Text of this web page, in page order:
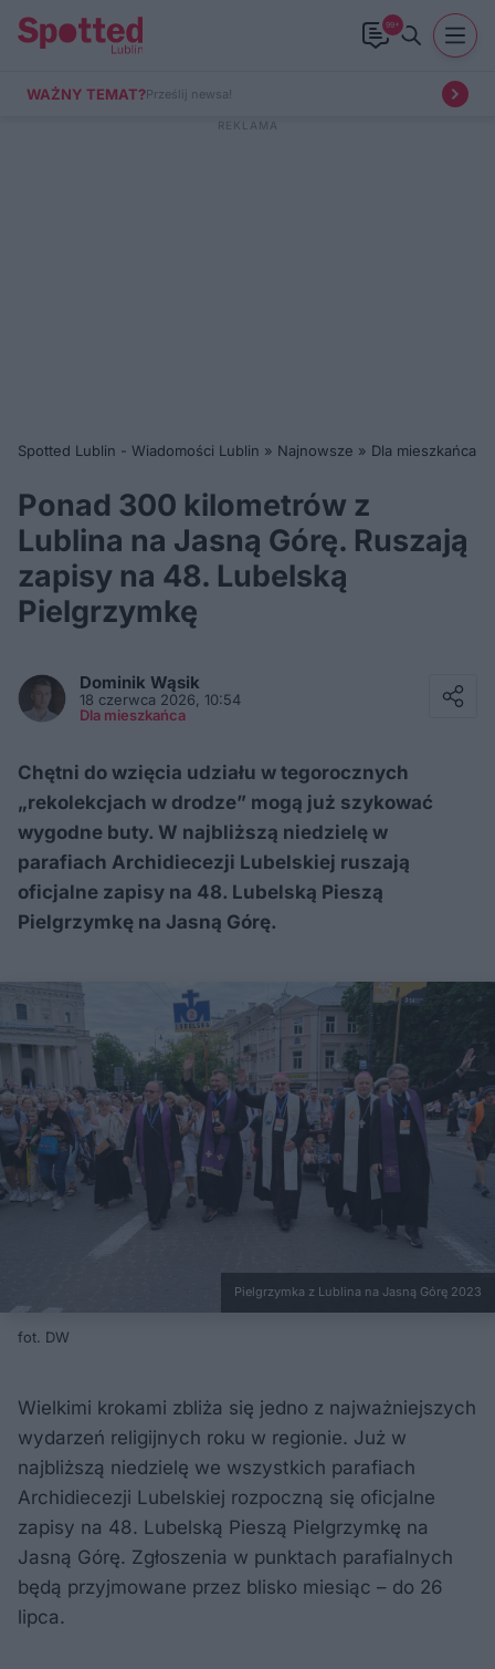
99+
WAŻNY TEMAT?Prześlij newsa!
Spotted Lublin - Wiadomości Lublin » Najnowsze » Dla mieszkańca
Ponad 300 kilometrów z
Lublina na Jasną Górę. Ruszają
zapisy na 48. Lubelską
Pielgrzymkę
Dominik Wąsik
18 czerwca 2026, 10:54
Dla mieszkańca
Chętni do wzięcia udziału w tegorocznych
„rekolekcjach w drodze” mogą już szykować
wygodne buty. W najbliższą niedzielę w
parafiach Archidiecezji Lubelskiej ruszają
oficjalne zapisy na 48. Lubelską Pieszą
Pielgrzymkę na Jasną Górę.
Pielgrzymka z Lublina na Jasną Górę 2023
fot. DW
Wielkimi krokami zbliża się jedno z najważniejszych
wydarzeń religijnych roku w regionie. Już w
najbliższą niedzielę we wszystkich parafiach
Archidiecezji Lubelskiej rozpoczną się oficjalne
zapisy na 48. Lubelską Pieszą Pielgrzymkę na
Jasną Górę. Zgłoszenia w punktach parafialnych
będą przyjmowane przez blisko miesiąc – do 26
lipca.